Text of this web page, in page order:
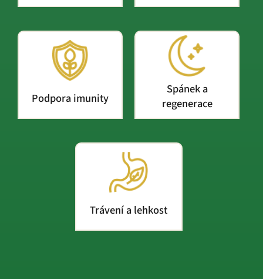
Podpora imunity
Spánek a
regenerace
Trávení a lehkost